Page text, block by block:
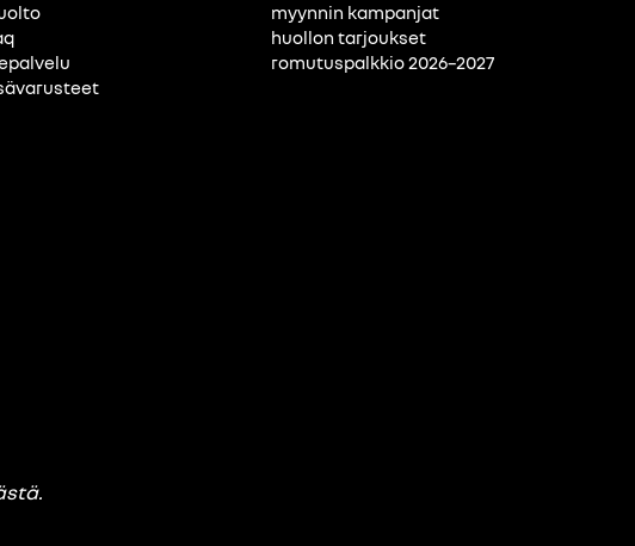
myynnin kampanjat
huollon tarjoukset
romutuspalkkio 2026–2027
.